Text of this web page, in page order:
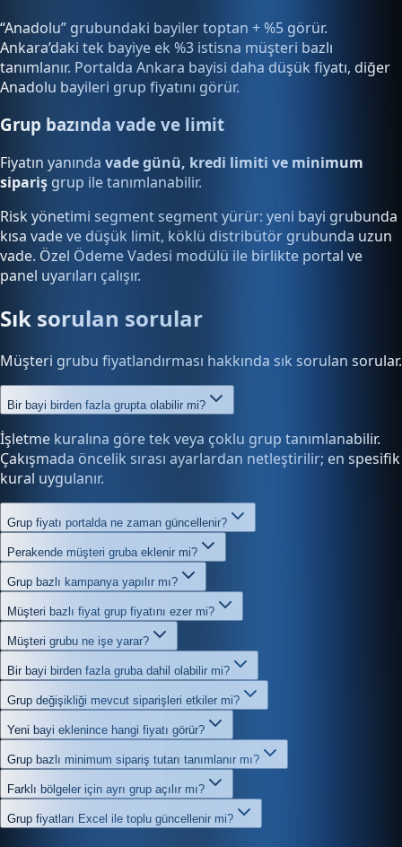
“Anadolu” grubundaki bayiler toptan + %5 görür.
Ankara’daki tek bayiye ek %3 istisna müşteri bazlı
tanımlanır. Portalda Ankara bayisi daha düşük fiyatı, diğer
Anadolu bayileri grup fiyatını görür.
Grup bazında vade ve limit
Fiyatın yanında vade günü, kredi limiti ve minimum
sipariş grup ile tanımlanabilir.
Risk yönetimi segment segment yürür: yeni bayi grubunda
kısa vade ve düşük limit, köklü distribütör grubunda uzun
vade. Özel Ödeme Vadesi modülü ile birlikte portal ve
panel uyarıları çalışır.
Sık sorulan sorular
Müşteri grubu fiyatlandırması hakkında sık sorulan sorular.
Bir bayi birden fazla grupta olabilir mi?
İşletme kuralına göre tek veya çoklu grup tanımlanabilir.
Çakışmada öncelik sırası ayarlardan netleştirilir; en spesifik
kural uygulanır.
Grup fiyatı portalda ne zaman güncellenir?
Perakende müşteri gruba eklenir mi?
Grup bazlı kampanya yapılır mı?
Müşteri bazlı fiyat grup fiyatını ezer mi?
Müşteri grubu ne işe yarar?
Bir bayi birden fazla gruba dahil olabilir mi?
Grup değişikliği mevcut siparişleri etkiler mi?
Yeni bayi eklenince hangi fiyatı görür?
Grup bazlı minimum sipariş tutarı tanımlanır mı?
Farklı bölgeler için ayrı grup açılır mı?
Grup fiyatları Excel ile toplu güncellenir mi?